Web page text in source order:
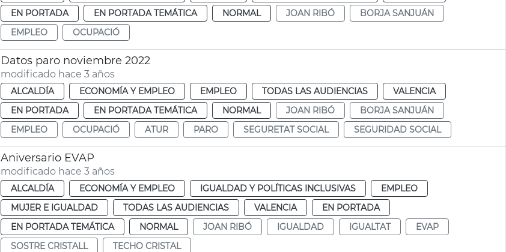
EN PORTADA
EN PORTADA TEMÁTICA NORMAL JOAN RIBÓ
BORJA SANJUÁN
EMPLEO
OCUPACIÓ
Datos paro noviembre 2022
modificado hace 3 años
ALCALDÍA ECONOMÍA Y EMPLEO EMPLEO TODAS LAS AUDIENCIAS
VALENCIA
EN PORTADA
EN PORTADA TEMÁTICA NORMAL JOAN RIBÓ
BORJA SANJUÁN
EMPLEO
OCUPACIÓ ATUR PARO SEGURETAT SOCIAL SEGURIDAD SOCIAL
Aniversario EVAP
modificado hace 3 años
ALCALDÍA ECONOMÍA Y EMPLEO IGUALDAD Y POLÍTICAS INCLUSIVAS
EMPLEO
MUJER E IGUALDAD
TODAS LAS AUDIENCIAS VALENCIA
EN PORTADA
EN PORTADA TEMÁTICA
NORMAL JOAN RIBÓ IGUALDAD IGUALTAT
EVAP
SOSTRE CRISTALL
TECHO CRISTAL